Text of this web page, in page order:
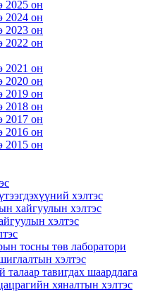
2025 он
2024 он
2023 он
2022 он
2021 он
2020 он
2019 он
2018 он
2017 он
2016 он
2015 он
хэлтэс
хайгуулын хэлтэс
хэлтэс
тосны төв лаборатори
хэлтэс
тавигдах шаардлага
хяналтын хэлтэс